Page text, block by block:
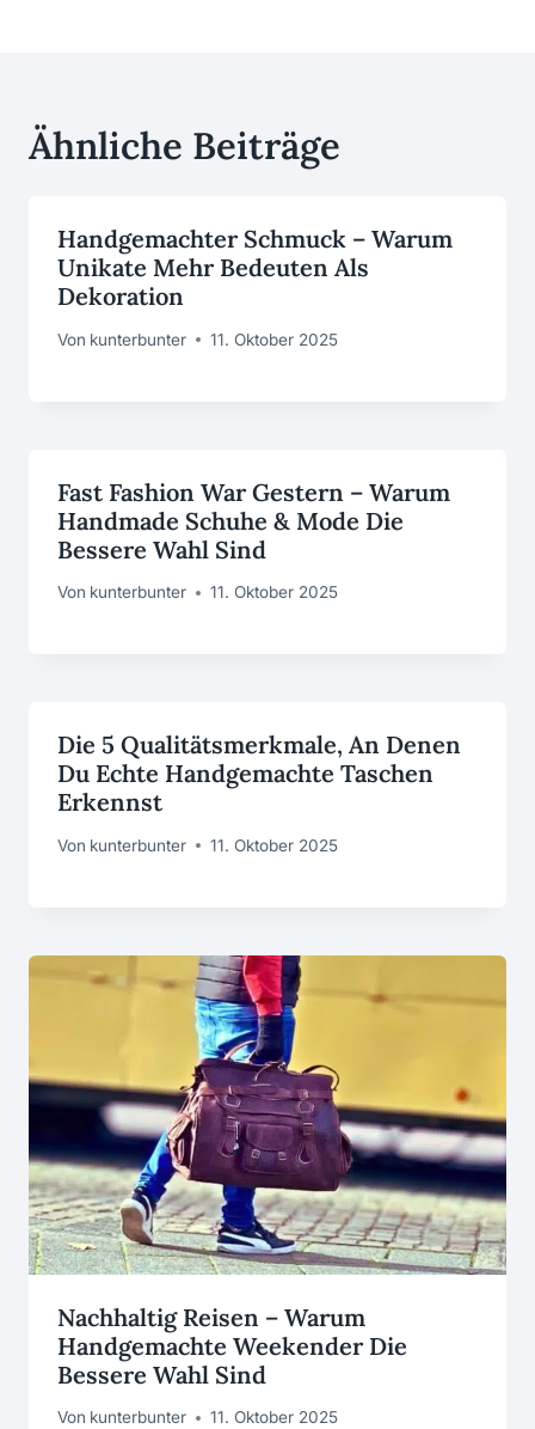
Ähnliche Beiträge
Handgemachter Schmuck – Warum
Unikate Mehr Bedeuten Als
Dekoration
Von kunterbunter 11. Oktober 2025
Fast Fashion War Gestern – Warum
Handmade Schuhe & Mode Die
Bessere Wahl Sind
Von kunterbunter 11. Oktober 2025
Die 5 Qualitätsmerkmale, An Denen
Du Echte Handgemachte Taschen
Erkennst
Von kunterbunter 11. Oktober 2025
Nachhaltig Reisen – Warum
Handgemachte Weekender Die
Bessere Wahl Sind
Von kunterbunter 11. Oktober 2025